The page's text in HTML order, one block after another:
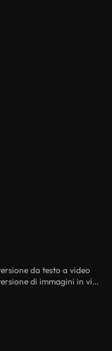
da testo a video
Flussi di lavoro di intelligenza artificiale per la conversione di immagini in video